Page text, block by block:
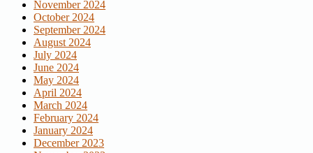
November 2024
October 2024
September 2024
August 2024
July 2024
June 2024
May 2024
April 2024
March 2024
February 2024
January 2024
December 2023